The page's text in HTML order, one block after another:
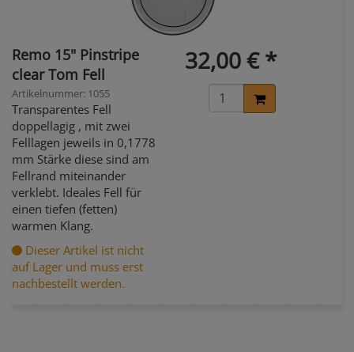
Remo 15" Pinstripe
clear Tom Fell
Artikelnummer: 1055
Transparentes Fell
doppellagig , mit zwei
Felllagen jeweils in 0,1778
mm Stärke diese sind am
Fellrand miteinander
verklebt. Ideales Fell für
einen tiefen (fetten)
warmen Klang.
Dieser Artikel ist nicht
auf Lager und muss erst
nachbestellt werden.
32,00 € *